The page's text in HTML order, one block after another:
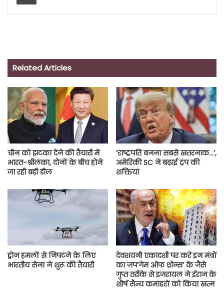
Related Articles
चीन को झटका देने की तैयारी में
भारत-श्रीलंका, दोनों के बीच होने
जा रही बड़ी डील
‘राष्ट्रपति बनना सबसे खतरनाक…’,
अमेरिकी SC ने बढ़ाई ट्रंप की
शक्तियां
ड्रोन हमलों से निपटने के लिए
भारतीय सेना ने शुरू की तैयारी
देवशयनी एकादशी पर करें इन मंत्रों
का जप‘गेम ऑफ थ्रोन्स’ के जैसे
गुप्त तरीके से इजरायल ने ईरान के
शीर्ष सैन्य कमांडरों को किया खत्म